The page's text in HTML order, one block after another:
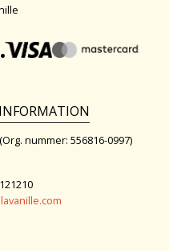
nummer: 556816-0997)